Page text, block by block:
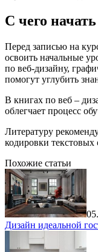
С чего
Перед записью на
освоить начальные
по веб-дизайну,
помогут углубить
В книгах по веб –
облегчает процесс
Литературу
кодировки
Похожие статьи
Дизайн идеальной